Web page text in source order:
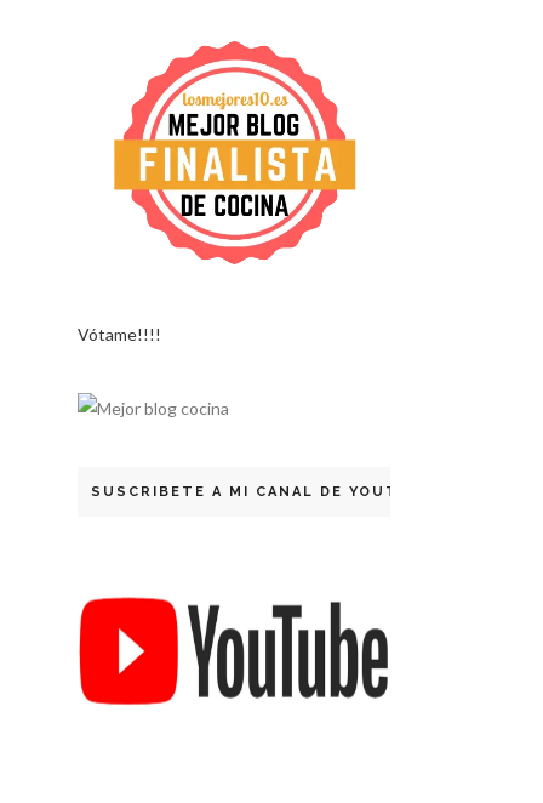
Vótame!!!!
SUSCRIBETE A MI CANAL DE YOUTUBE